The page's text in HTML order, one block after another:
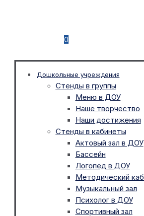
0
Дошкольные учреждения
Стенды в группы
Меню в ДОУ
Наше творчество
Наши достижения
Стенды в кабинеты
Актовый зал в ДОУ
Бассейн
Логопед в ДОУ
Методический
Музыкальный зал
Психолог в ДОУ
Спортивный зал